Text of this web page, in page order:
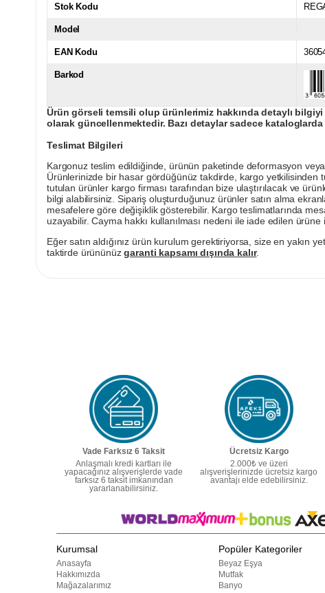
Stok Kodu
Model
EAN Kodu
Barkod
Ürün görseli temsili olup ürünlerimiz hakkında detaylı
olarak güncellenmektedir. Bazı detaylar sadece
Teslimat Bilgileri
Kargonuz teslim edildiğinde, ürünün paketinde deformasyon
Ürünlerinizde bir hasar gördüğünüz takdirde, kargo yetkilisinden
tutulan ürünler kargo firması tarafından bize ulaştırılacak ve
bilgi alabilirsiniz. Sipariş oluşturduğunuz ürünler satın alma
mesafelere göre değişiklik gösterebilir. Kargo teslimatlarında
uzayabilir. Cayma hakkı kullanılması nedeni ile iade edilen
Eğer satın aldığınız ürün kurulum gerektiriyorsa, size en yakın
taktirde ürününüzgaranti kapsamı dışında kalır.
Vade Farksız 6 Taksit
Anlaşmalı kredi kartları ile
yapacağınız alışverişlerde vade
farksız 6 taksit imkanından
yararlanabilirsiniz.
Ücretsiz Kargo
2.000₺ ve üzeri
alışverişlerinizde ücretsiz kargo
avantajı elde edebilirsiniz.
Kurumsal
Anasayfa
Hakkımızda
Mağazalarımız
Popüler Kategoriler
Beyaz Eşya
Mutfak
Banyo